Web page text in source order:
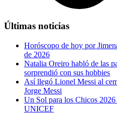
Últimas noticias
Horóscopo de hoy por
de 2026
Natalia Oreiro habló de las
sorprendió con sus hobbies
Así llegó Lionel Messi al
Jorge Messi
Un Sol para los Chicos
UNICEF